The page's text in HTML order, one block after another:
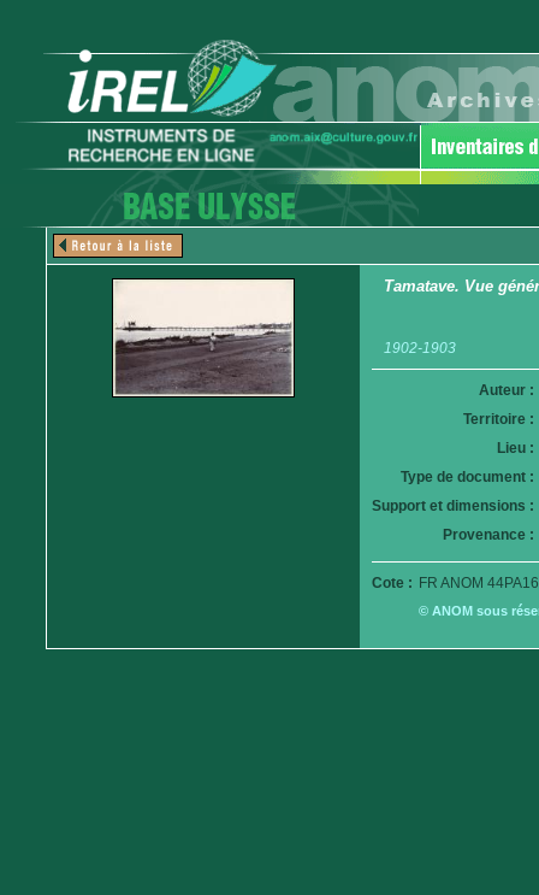
Tamatave. Vue
1902-1903
Auteur :
Territoire :
Lieu :
Type de document :
Support et dimensions :
Provenance :
Cote : FR ANOM
© ANOM sous